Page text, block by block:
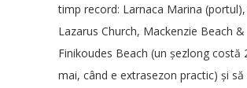
timp record: Larnaca Marina
Lazarus Church, Mackenzie Beach &
Finikoudes Beach (un șezlong costă
mai, când e extrasezon practic) și